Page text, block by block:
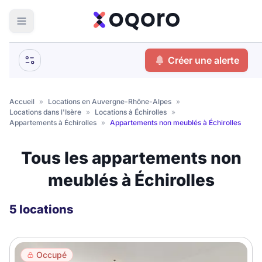
Votre
Que recherchez-vous ?
Coliving
Meublé ?
recherche
Créer une alerte
Accueil » Locations en Auvergne-Rhône-Alpes »
Locations dans l'Isère » Locations à Échirolles »
Appartements à Échirolles » Appartements non meublés à Échirolles
Tous les appartements non
meublés à Échirolles
5 locations
Occupé